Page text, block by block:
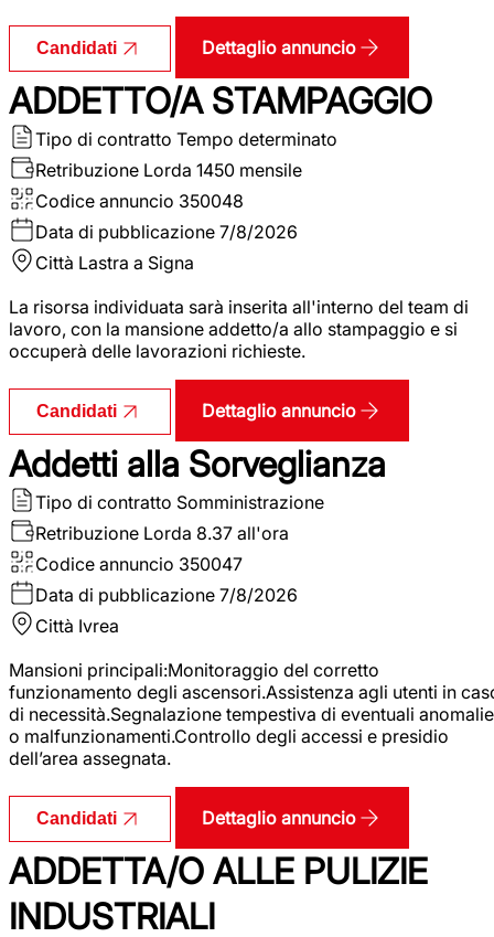
Candidati Dettaglio annuncio
ADDETTO/A STAMPAGGIO
Tipo di contratto Tempo determinato
Retribuzione Lorda 1450 mensile
Codice annuncio 350048
Data di pubblicazione 7/8/2026
Città Lastra a Signa
La risorsa individuata sarà inserita all'interno del team di
lavoro, con la mansione addetto/a allo stampaggio e si
occuperà delle lavorazioni richieste.
Candidati Dettaglio annuncio
Addetti alla Sorveglianza
Tipo di contratto Somministrazione
Retribuzione Lorda 8.37 all'ora
Codice annuncio 350047
Data di pubblicazione 7/8/2026
Città Ivrea
Mansioni principali:Monitoraggio del corretto
funzionamento degli ascensori.Assistenza agli utenti in
di necessità.Segnalazione tempestiva di eventuali anomalie
o malfunzionamenti.Controllo degli accessi e presidio
dell’area assegnata.
Candidati Dettaglio annuncio
ADDETTA/O ALLE PULIZIE
INDUSTRIALI